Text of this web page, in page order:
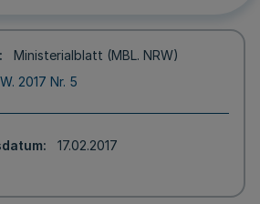
Ministerialblatt (MBL. NRW)
2017 Nr. 5
17.02.2017